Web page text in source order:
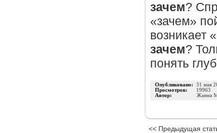
зачем?
«зачем»
возникает «
зачем?
понять
Опубликовано: 31 мая
Просмотров: 19963
Автор:
Жанна
<< Предыдущая